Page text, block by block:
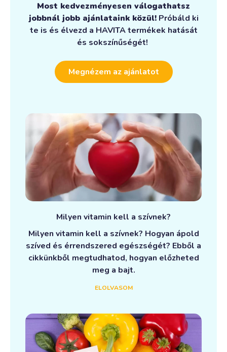
Most kedvezményesen válogathatsz
jobbnál jobb ajánlataink közül!Próbáld ki
te is és élvezd a HAVITA termékek hatását
és sokszínűségét!
Megnézem az ajánlatot
Milyen vitamin kell a szívnek?
Milyen vitamin kell a szívnek? Hogyan ápold
szíved és érrendszered egészségét? Ebből a
cikkünkből megtudhatod, hogyan előzheted
meg a bajt.
ELOLVASOM